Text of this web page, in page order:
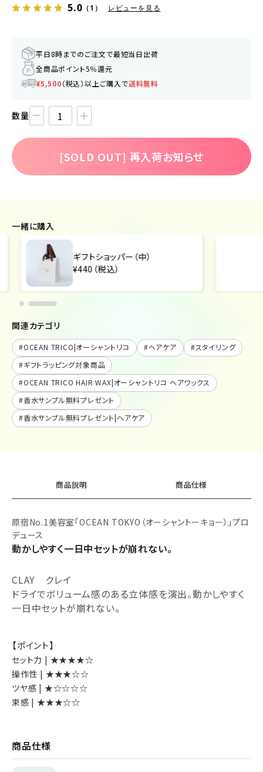
5.0 （1） レビューを見る
平日8時までのご注文で最短当日出荷
全商品ポイント5％還元
¥5,500（税込）以上ご購入で送料無料
数量
[SOLD OUT] 再入荷お知らせ
一緒に購入
ギフトショッパー（中）
¥440（税込）
関連カテゴリ
#OCEAN TRICO|オーシャントリコ #ヘアケア #スタイリング
#ギフトラッピング対象商品
#OCEAN TRICO HAIR WAX|オーシャントリコ ヘアワックス
#香水サンプル無料プレゼント
#香水サンプル無料プレゼント|ヘアケア
商品説明 商品仕様
原宿No.1美容室「OCEAN TOKYO（オーシャントーキョー）」プロ
デュース
動かしやすく一日中セットが崩れない。
CLAY クレイ
ドライでボリューム感のある立体感を演出。動かしやすく
一日中セットが崩れない。
【ポイント】
セット力 | ★★★★☆
操作性 | ★★★☆☆
ツヤ感 | ★☆☆☆☆
束感 | ★★★☆☆
商品仕様